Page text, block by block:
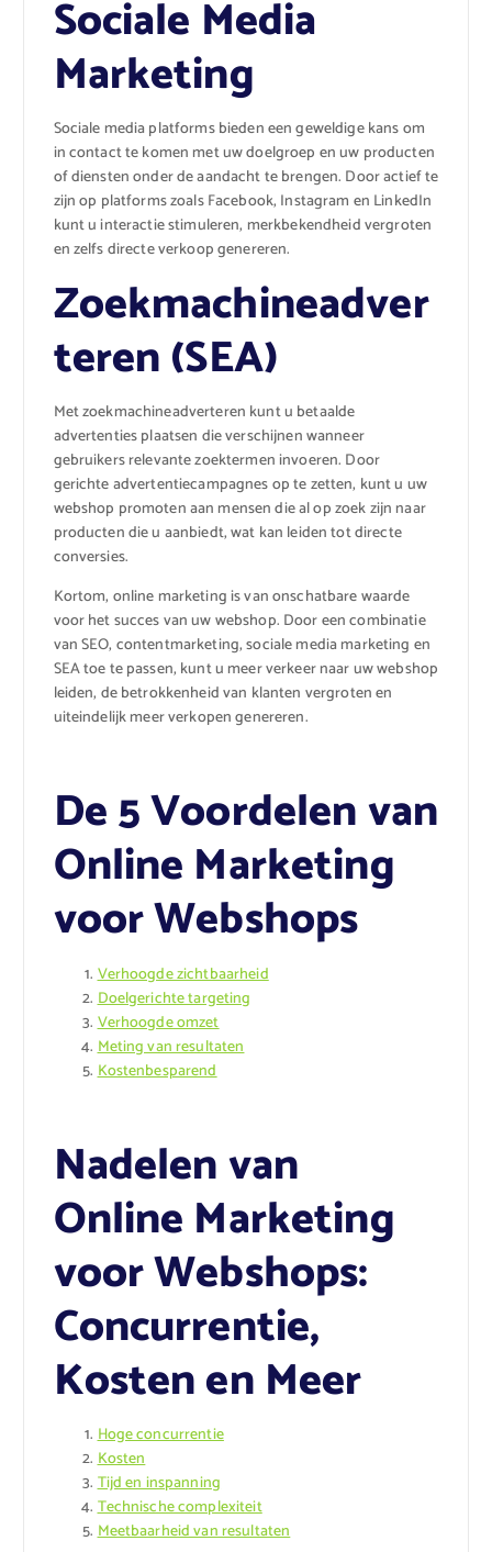
Sociale Media
Marketing
Sociale media platforms bieden een geweldige kans om
in contact te komen met uw doelgroep en uw producten
of diensten onder de aandacht te brengen. Door actief te
zijn op platforms zoals Facebook, Instagram en LinkedIn
kunt u interactie stimuleren, merkbekendheid vergroten
en zelfs directe verkoop genereren.
Zoekmachineadver
teren (SEA)
Met zoekmachineadverteren kunt u betaalde
advertenties plaatsen die verschijnen wanneer
gebruikers relevante zoektermen invoeren. Door
gerichte advertentiecampagnes op te zetten, kunt u uw
webshop promoten aan mensen die al op zoek zijn naar
producten die u aanbiedt, wat kan leiden tot directe
conversies.
Kortom, online marketing is van onschatbare waarde
voor het succes van uw webshop. Door een combinatie
van SEO, contentmarketing, sociale media marketing en
SEA toe te passen, kunt u meer verkeer naar uw webshop
leiden, de betrokkenheid van klanten vergroten en
uiteindelijk meer verkopen genereren.
De 5 Voordelen van
Online Marketing
voor Webshops
Verhoogde zichtbaarheid
Doelgerichte targeting
Verhoogde omzet
Meting van resultaten
Kostenbesparend
Nadelen van
Online Marketing
voor Webshops:
Concurrentie,
Kosten en Meer
Hoge concurrentie
Kosten
Tijd en inspanning
Technische complexiteit
Meetbaarheid van resultaten